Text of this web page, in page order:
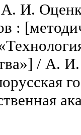
И.
:
/ А.